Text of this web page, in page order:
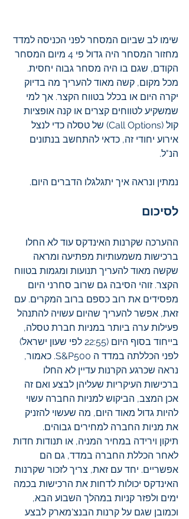
שימו לב שביום המסחר לפני הכניסה למדד
מחזור המסחר היה גדול פי 4 מיום המסחר
הקודם, שגם בו היה מסחר גבוה יחסית.
מכל מקום, קשה מאוד להעריך מה בדיוק
יקרה היום או בכלל בטווח הקצר. אך למי
שמשקיע לטווחים קצרים או קנה אופציות
קול (Call Options) של טסלה כדי לנצל
אירוע יחודי זה, כדאי להתחשב בנתונים
הנ"ל.
נמתין ונראה איך יתגלגלו הדברים היום.
לסיכום
ההערכה שקרנות האינדקס עוד לא החלו
ברכישות משמעותיות מפתיעה ומראה
שקשה מאוד להעריך תנועות ומגמות בטווח
הקצר. זוהי הסיבה גם שרוב סחרני היום
מפסידים את רוב כספם ברוב המקרים. עם
זאת, אפשר להעריך שהיום עשויה להתנהל
פעילות ערה ביותר במניות חברת טסלה,
בייחוד בסוף היום (22:55 לפי שעון ישראל)
לפני הכללתה במדד ה S&P500. כאמור,
נראה שכרגע הקרנות עדיין לא החלו
ברכישות העיקריות שעליהן לבצע ואם זה
אכן המצב, הביקוש למניות החברה עשוי
להיות גדול מאוד היום, מה שעשוי להזניק
את מניות החברה למחירים גבוהים.
תיקון וירידה במחיר המניה, או תנודות חדות
לאחר הכללת החברה במדד, גם הם
אפשריים. יחד עם זאת, צריך לזכור שקרנות
האינדקס יכולות לדחות את הרכישות בכמה
ימים ולפזר קניות במהלך השבוע הבא,
וכמובן שגם על קרנות הבנצ'מארק לבצע